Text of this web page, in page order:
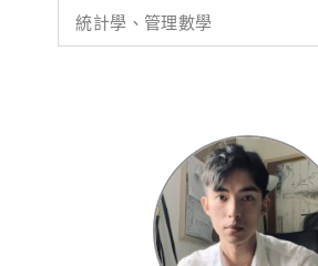
統計學、管理數學